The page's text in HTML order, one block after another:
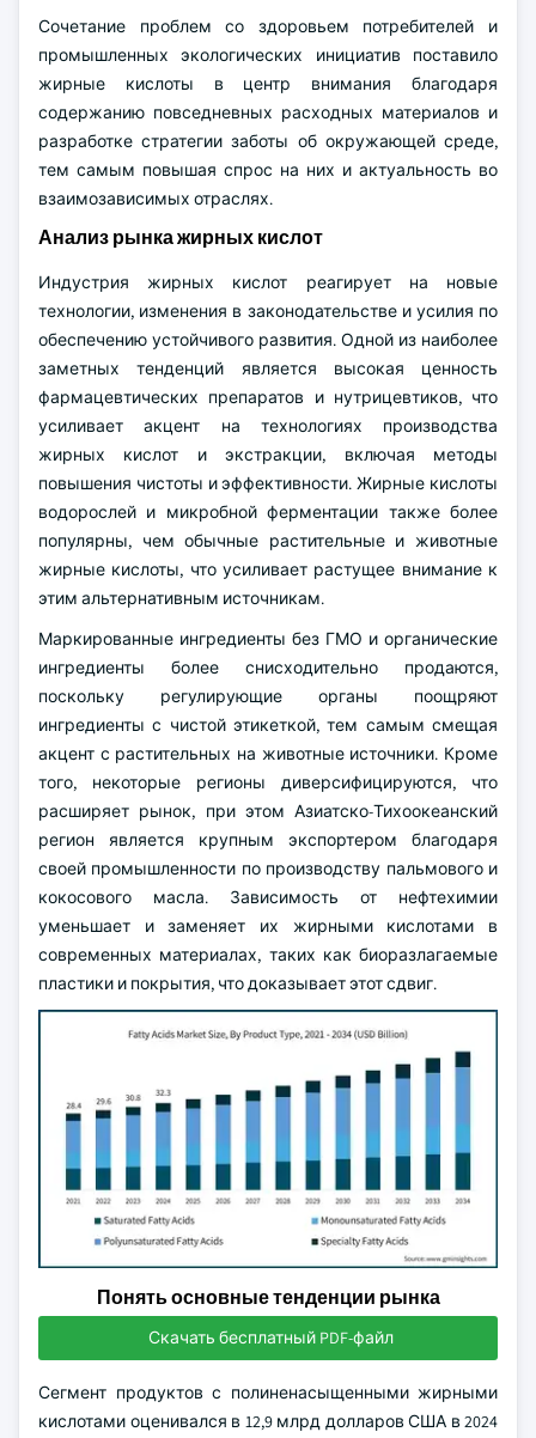
Сочетание проблем со здоровьем потребителей и
промышленных экологических инициатив поставило
жирные кислоты в центр внимания благодаря
содержанию повседневных расходных материалов и
разработке стратегии заботы об окружающей среде,
тем самым повышая спрос на них и актуальность во
взаимозависимых отраслях.
Анализ рынка жирных кислот
Индустрия жирных кислот реагирует на новые
технологии, изменения в законодательстве и усилия по
обеспечению устойчивого развития. Одной из наиболее
заметных тенденций является высокая ценность
фармацевтических препаратов и нутрицевтиков, что
усиливает акцент на технологиях производства
жирных кислот и экстракции, включая методы
повышения чистоты и эффективности. Жирные кислоты
водорослей и микробной ферментации также более
популярны, чем обычные растительные и животные
жирные кислоты, что усиливает растущее внимание к
этим альтернативным источникам.
Маркированные ингредиенты без ГМО и органические
ингредиенты более снисходительно продаются,
поскольку регулирующие органы поощряют
ингредиенты с чистой этикеткой, тем самым смещая
акцент с растительных на животные источники. Кроме
того, некоторые регионы диверсифицируются, что
расширяет рынок, при этом Азиатско-Тихоокеанский
регион является крупным экспортером благодаря
своей промышленности по производству пальмового и
кокосового масла. Зависимость от нефтехимии
уменьшает и заменяет их жирными кислотами в
современных материалах, таких как биоразлагаемые
пластики и покрытия, что доказывает этот сдвиг.
Понять основные тенденции рынка
Скачать бесплатный PDF-файл
Сегмент продуктов с полиненасыщенными жирными
кислотами оценивался в 12,9 млрд долларов США в 2024